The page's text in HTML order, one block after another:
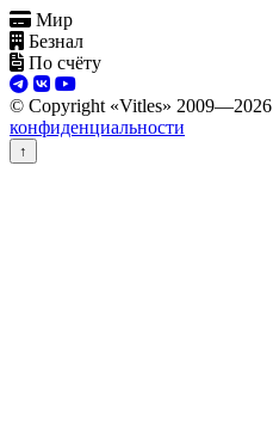
Мир
Безнал
По счёту
© Copyright «Vitles» 2009—2026
конфиденциальности
↑